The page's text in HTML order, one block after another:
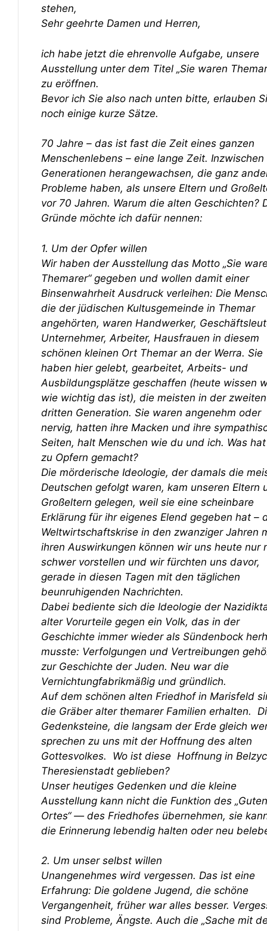
stehen,
Sehr geehrte Damen und Herren,
ich habe jetzt die ehrenvolle Aufgabe, unsere
Ausstellung unter dem Titel „Sie waren
zu eröffnen.
Bevor ich Sie also nach unten bitte, erlauben
noch einige kurze Sätze.
70 Jahre – das ist fast die Zeit eines ganzen
Menschenlebens – eine lange Zeit. Inzwischen
Generationen herangewachsen, die ganz
Probleme haben, als unsere Eltern und
vor 70 Jahren. Warum die alten Geschichten?
Gründe möchte ich dafür nennen:
1. Um der Opfer willen
Wir haben der Ausstellung das Motto „Sie
Themarer“ gegeben und wollen damit einer
Binsenwahrheit Ausdruck verleihen: Die
die der jüdischen Kultusgemeinde in Themar
angehörten, waren Handwerker,
Unternehmer, Arbeiter, Hausfrauen in diesem
schönen kleinen Ort Themar an der Werra. Sie
haben hier gelebt, gearbeitet, Arbeits- und
Ausbildungsplätze geschaffen (heute wissen
wie wichtig das ist), die meisten in der
dritten Generation. Sie waren angenehm oder
nervig, hatten ihre Macken und ihre
Seiten, halt Menschen wie du und ich. Was
zu Opfern gemacht?
Die mörderische Ideologie, der damals die
Deutschen gefolgt waren, kam unseren Eltern
Großeltern gelegen, weil sie eine scheinbare
Erklärung für ihr eigenes Elend gegeben hat –
Weltwirtschaftskrise in den zwanziger Jahren
ihren Auswirkungen können wir uns heute nur
schwer vorstellen und wir fürchten uns davor,
gerade in diesen Tagen mit den täglichen
beunruhigenden Nachrichten.
Dabei bediente sich die Ideologie der
alter Vorurteile gegen ein Volk, das in der
Geschichte immer wieder als Sündenbock
musste: Verfolgungen und Vertreibungen
zur Geschichte der Juden. Neu war die
Vernichtungfabrikmäßig und gründlich.
Auf dem schönen alten Friedhof in Marisfeld
die Gräber alter themarer Familien erhalten.
Gedenksteine, die langsam der Erde gleich
sprechen zu uns mit der Hoffnung des alten
Gottesvolkes. Wo ist diese Hoffnung in
Theresienstadt geblieben?
Unser heutiges Gedenken und die kleine
Ausstellung kann nicht die Funktion des „Guten
Ortes“ — des Friedhofes übernehmen, sie
die Erinnerung lebendig halten oder neu
2. Um unser selbst willen
Unangenehmes wird vergessen. Das ist eine
Erfahrung: Die goldene Jugend, die schöne
Vergangenheit, früher war alles besser.
sind Probleme, Ängste. Auch die „Sache mit